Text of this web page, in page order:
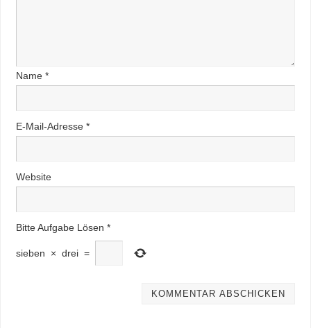
Name *
E-Mail-Adresse *
Website
Bitte Aufgabe Lösen *
sieben × drei =